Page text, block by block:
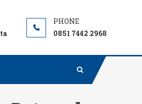
0851 7442 2968